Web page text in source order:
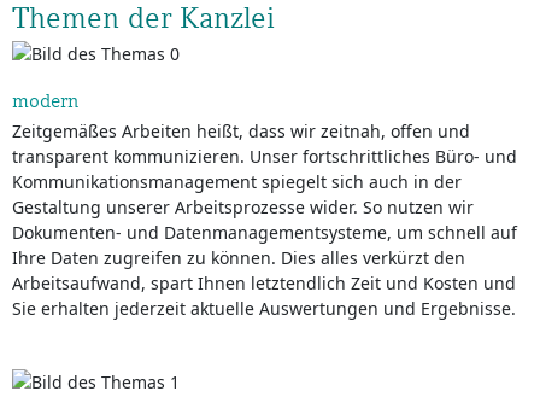
Themen der Kanzlei
modern
Zeitgemäßes Arbeiten heißt, dass wir zeitnah, offen und
transparent kommunizieren. Unser fortschrittliches Büro- und
Kommunikationsmanagement spiegelt sich auch in der
Gestaltung unserer Arbeitsprozesse wider. So nutzen wir
Dokumenten- und Datenmanagementsysteme, um schnell auf
Ihre Daten zugreifen zu können. Dies alles verkürzt den
Arbeitsaufwand, spart Ihnen letztendlich Zeit und Kosten und
Sie erhalten jederzeit aktuelle Auswertungen und Ergebnisse.